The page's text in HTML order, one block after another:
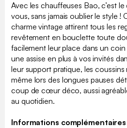
Avec les chauffeuses Bao, c’est
vous, sans jamais oublier le style !
charme vintage attirent tous les
revêtement en bouclette toute
facilement leur place dans un
une assise en plus à vos invités
leur support pratique, les
même lors des longues pauses
coup de cœur déco, aussi
au quotidien.
Informations complémentaires